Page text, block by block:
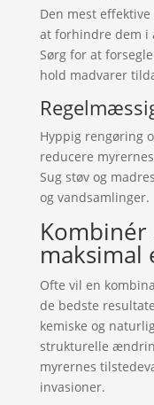
Den mest effektive
at forhindre dem i
Sørg for at
hold madvarer
Hyppig rengøring
reducere
Sug støv og
og vandsamlinger.
Ofte vil en
de bedste
kemiske og
strukturelle
myrernes
invasioner.